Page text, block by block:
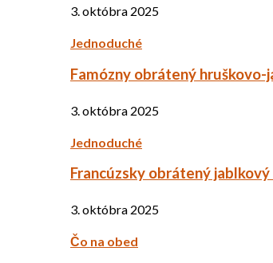
3. októbra 2025
Jednoduché
Famózny obrátený
3. októbra 2025
Jednoduché
Francúzsky obrátený
3. októbra 2025
Čo na obed